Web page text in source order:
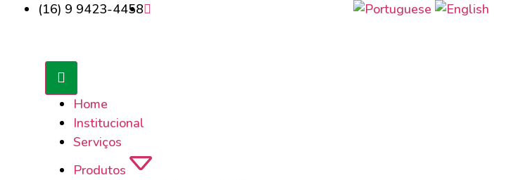
(16) 9 9423-4458
Home
Institucional
Serviços
Produtos